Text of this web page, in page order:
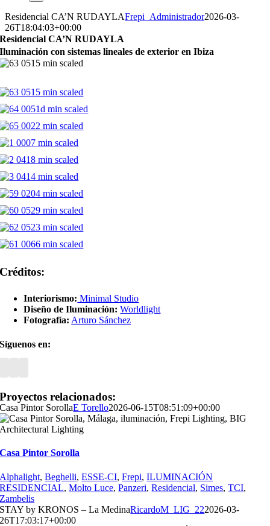
Residencial CA’N RUDAYLAFrepi_Administrador2026-03-
26T18:04:03+00:00
Residencial CA’N RUDAYLA
Iluminación con sistemas lineales de exterior en Ibiza
Créditos:
Interiorismo: Minimal Studio
Diseño de Iluminación:Worldlight
Fotografía: Arturo Sánchez
Síguenos en:
Proyectos relacionados:
Casa Pintor SorollaE Torello2026-06-15T08:51:09+00:00
Casa Pintor Sorolla
Alphalight,Beghelli,ESSE-CI,Frepi,ILUMINACIÓN
RESIDENCIAL,Molto Luce,Panzeri,Residencial, Simes,TCI,
Zambelis
STAY by KRONOS – La MedinaRicardoM_LIG_222026-03-
26T17:03:17+00:00